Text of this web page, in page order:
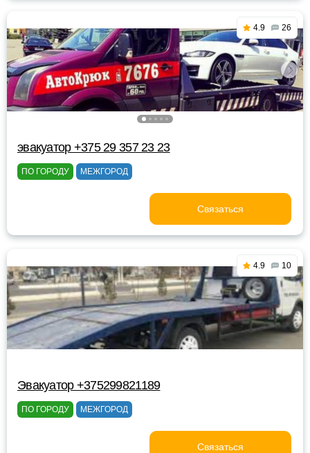
4.9 26
эвакуатор +375 29 357 23 23
ПО ГОРОДУ МЕЖГОРОД
Связаться
4.9 10
Эвакуатор +375299821189
ПО ГОРОДУ МЕЖГОРОД
Связаться